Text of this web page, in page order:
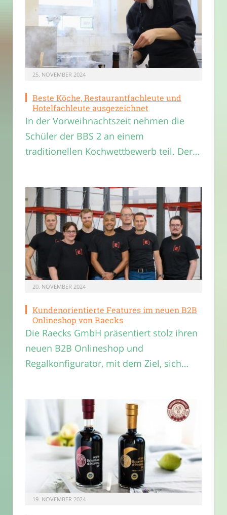
25. NOVEMBER 2024
Beste Köche, Restaurantfachleute und
Hotelfachleute ausgezeichnet
In der Vorweihnachtszeit nehmen die
Schüler der BBS 2 an einem
traditionellen Kochwettbewerb teil. Der…
20. NOVEMBER 2024
Kundenorientierte Features im neuen B2B
Onlineshop von Raecks
Die Raecks GmbH präsentiert stolz ihren
neuen B2B Onlineshop und
Regalkonfigurator, mit dem Ziel, sich…
19. NOVEMBER 2024